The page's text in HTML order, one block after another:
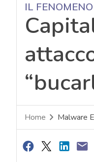
IL FENOMENO
Home Malware